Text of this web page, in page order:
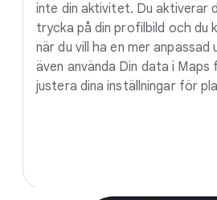
inte din aktivitet. Du aktiverar
trycka på din profilbild och du
när du vill ha en mer anpassad
även använda Din data i
justera dina inställningar för